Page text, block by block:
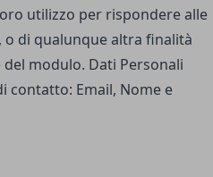
utilizzo per rispondere alle
di qualunque altra finalità
modulo. Dati Personali
contatto: Email, Nome e